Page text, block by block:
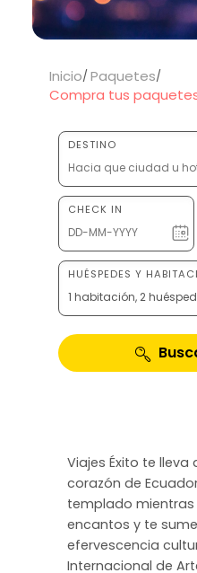
Inicio Paquetes
Compra tus
DESTINO
CHECK IN
HUÉSPEDES Y
1 habitación, 2
Viajes Éxito te lleva
corazón de
templado mientras
encantos y te
efervescencia
Internacional de